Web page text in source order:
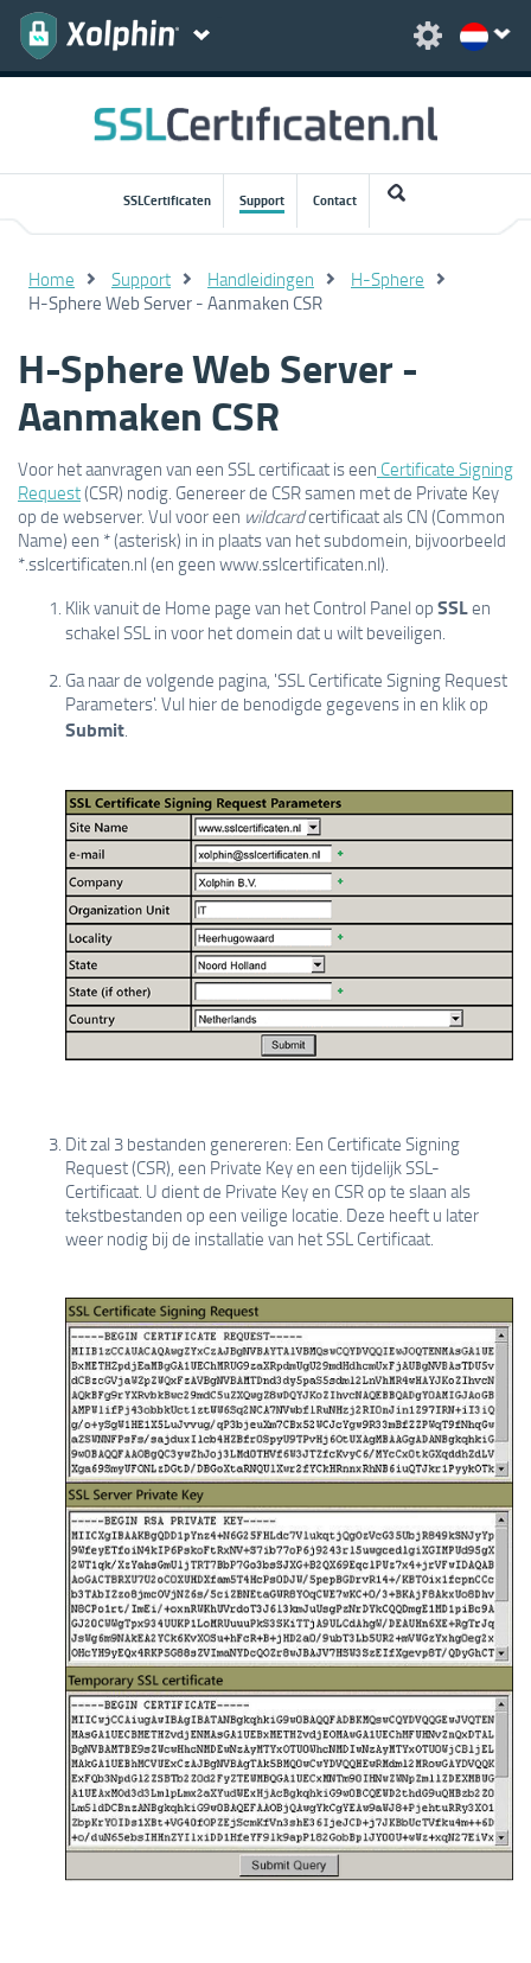
SSLCertificaten Support Contact
Home Support Handleidingen H-Sphere
H-Sphere Web Server - Aanmaken CSR
H-Sphere Web Server -
Aanmaken CSR
Voor het aanvragen van een SSL certificaat is een Certificate Signing
Request(CSR) nodig. Genereer de CSR samen met de Private Key
op de webserver. Vul voor een wildcardcertificaat als CN (Common
Name) een * (asterisk) in in plaats van het subdomein, bijvoorbeeld
*.sslcertificaten.nl (en geen www.sslcertificaten.nl).
Klik vanuit de Home page van het Control Panel op SSLen
schakel SSL in voor het domein dat u wilt beveiligen.
Ga naar de volgende pagina, 'SSL Certificate Signing Request
Parameters'. Vul hier de benodigde gegevens in en klik op
Submit.
Dit zal 3 bestanden genereren: Een Certificate Signing
Request (CSR), een Private Key en een tijdelijk SSL-
Certificaat. U dient de Private Key en CSR op te slaan als
tekstbestanden op een veilige locatie. Deze heeft u later
weer nodig bij de installatie van het SSL Certificaat.